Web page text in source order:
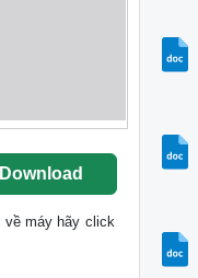
Download
về máy hãy click